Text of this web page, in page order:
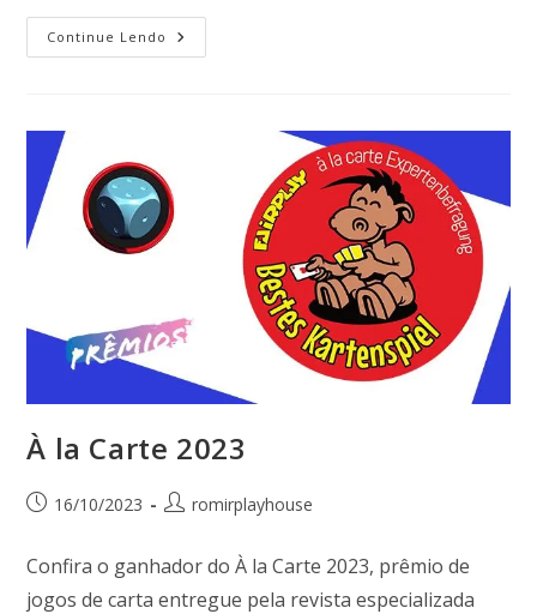
Continue Lendo
À la Carte 2023
16/10/2023 romirplayhouse
Confira o ganhador do À la Carte 2023, prêmio de
jogos de carta entregue pela revista especializada